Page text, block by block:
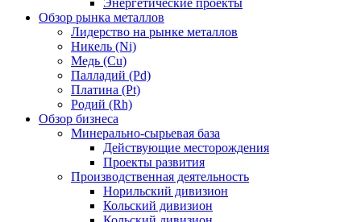
Энергетические проекты
Обзор рынка металлов
Лидерство на рынке металлов
Никель (Ni)
Медь (Cu)
Палладий (Pd)
Платина (Pt)
Родий (Rh)
Обзор бизнеса
Минерально-сырьевая база
Действующие месторождения
Проекты развития
Производственная деятельность
Норильский дивизион
Кольский дивизион